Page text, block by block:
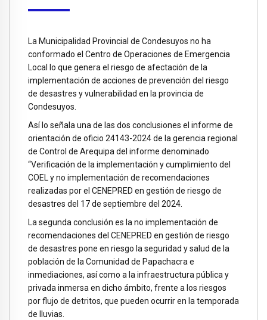
La Municipalidad Provincial de Condesuyos no ha
conformado el Centro de Operaciones de Emergencia
Local lo que genera el riesgo de afectación de la
implementación de acciones de prevención del riesgo
de desastres y vulnerabilidad en la provincia de
Condesuyos.
Así lo señala una de las dos conclusiones el informe de
orientación de oficio 24143-2024 de la gerencia regional
de Control de Arequipa del informe denominado
“Verificación de la implementación y cumplimiento del
COEL y no implementación de recomendaciones
realizadas por el CENEPRED en gestión de riesgo de
desastres del 17 de septiembre del 2024.
La segunda conclusión es la no implementación de
recomendaciones del CENEPRED en gestión de riesgo
de desastres pone en riesgo la seguridad y salud de la
población de la Comunidad de Papachacra e
inmediaciones, así como a la infraestructura pública y
privada inmersa en dicho ámbito, frente a los riesgos
por flujo de detritos, que pueden ocurrir en la temporada
de lluvias.